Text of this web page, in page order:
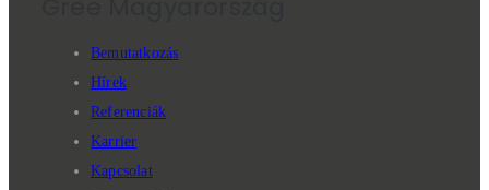
Bemutatkozás
Hírek
Referenciák
Karrier
Kapcsolat